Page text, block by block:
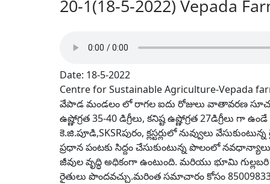
20-1(18-5-2022) Vepada
Date: 18-5-2022
Centre for Sustainable Agriculture-Vepada
వేపాడ మండలం లో రాగల ఐదు రోజులు వాతావరణ సూచన
ఉష్ణోగ్రత 35-40 డిగ్రీలు, కనిష్ట ఉష్ణోగ్రత 27డిగ్రీలు
కె.జి.పూడి,SKSRపురం, క్లస్టర్లులో నువ్వులు
ప్రధాన పంటకు సిద్దం చేసుకుంటున్న పొలంలో
జీవుల వృద్ధి అధికంగా ఉంటుంది. మరియు భూమి
రైతులు పొందవచ్చు.మరింత సమాచారం కోసం